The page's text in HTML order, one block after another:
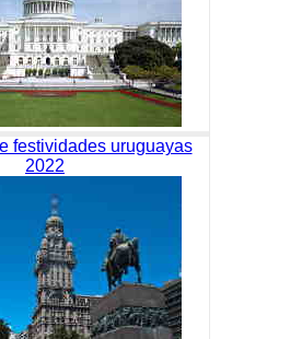
festividades uruguayas
2022